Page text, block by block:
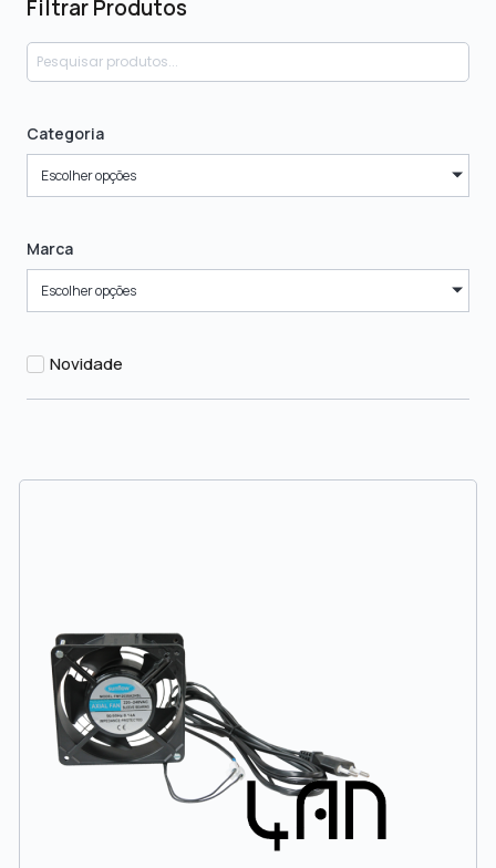
Filtrar Produtos
Categoria
Escolher opções
Marca
Escolher opções
Novidade